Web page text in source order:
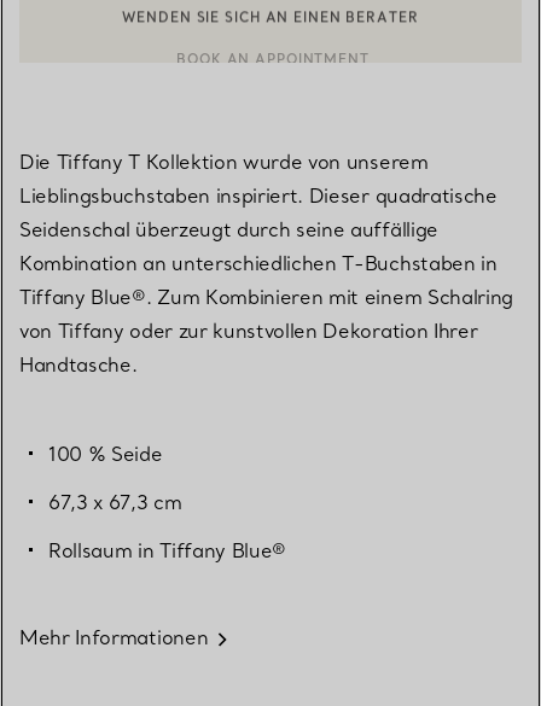
Die Tiffany T Kollektion wurde von unserem
Lieblingsbuchstaben inspiriert. Dieser quadratische
Seidenschal überzeugt durch seine auffällige
Kombination an unterschiedlichen T-Buchstaben in
Tiffany Blue®. Zum Kombinieren mit einem Schalring
von Tiffany oder zur kunstvollen Dekoration Ihrer
Handtasche.
100 % Seide
67,3 x 67,3 cm
Rollsaum in Tiffany Blue®
Mehr Informationen